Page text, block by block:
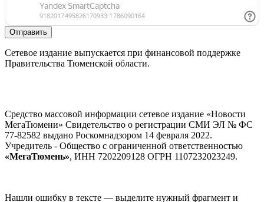
Отправить
Сетевое издание выпускается при финансовой поддержке
Правительства Тюменской области.
Средство массовой информации сетевое издание «Новости
МегаТюмени» Свидетельство о регистрации СМИ ЭЛ № ФС
77-82582 выдано Роскомнадзором 14 февраля 2022.
Учредитель - Общество с ограниченной ответственностью
«МегаТюмень», ИНН 7202209128 ОГРН 1107232023249.
Нашли ошибку в тексте — выделите нужный фрагмент и